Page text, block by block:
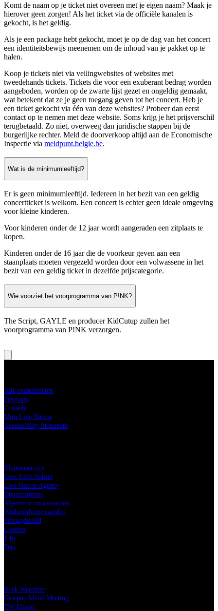
Komt de naam op je ticket niet overeen met je eigen naam? Maak je
hierover geen zorgen! Als het ticket via de officiële kanalen is
gekocht, is het geldig.
Als je een package hebt gekocht, moet je op de dag van het concert
een identiteitsbewijs meenemen om de inhoud van je pakket op te
halen.
Koop je tickets niet via veilingwebsites of websites met
tweedehands tickets. Tickets die voor een exuberant bedrag worden
aangeboden, worden op de zwarte lijst gezet en ongeldig gemaakt,
wat betekent dat ze je geen toegang geven tot het concert. Heb je
een ticket gekocht via één van deze websites? Probeer dan eerst
contact op te nemen met deze website. Soms krijg je het prijsverschil
terugbetaald. Zo niet, overweeg dan juridische stappen bij de
burgerlijke rechter. Meld de doorverkoop altijd aan de Economische
Inspectie via meldpunt.belgie.be.
Wat is de minimumleeftijd?
Er is geen minimumleeftijd. Iedereen in het bezit van een geldig
concertticket is welkom. Een concert is echter geen ideale omgeving
voor kleine kinderen.
Voor kinderen onder de 12 jaar wordt aangeraden een zitplaats te
kopen.
Kinderen onder de 16 jaar die de voorkeur geven aan een
staanplaats moeten vergezeld worden door een volwassene in het
bezit van een geldig ticket in dezelfde prijscategorie.
Wie voorziet het voorprogramma van P!NK?
The Script, GAYLE en producer KidCutup zullen het
voorprogramma van P!NK verzorgen.
Alle evenementen
Festivals
Comedy
Mijn Live Nation
Accessibility Statement
Klantenservice
Over Live Nation
Live Nation Agency
Duurzaamheid
Algemene voorwaarden
Wedstrijdvoorwaarden
Privacybeleid
Cookies
Jobs
Pers
Rock Werchter
Graspop Metal Meeting
TW Classic